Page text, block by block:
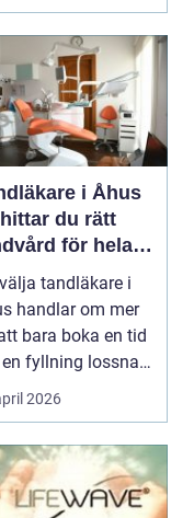
i Åhus
du rätt
för hela
tandläkare i
handlar om mer
bara boka en tid
en fyllning lossnar
en ...2026